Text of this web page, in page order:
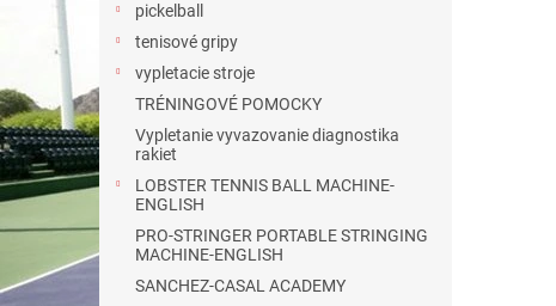
pickelball
tenisové gripy
vypletacie stroje
TRÉNINGOVÉ POMOCKY
Vypletanie vyvazovanie diagnostika
rakiet
LOBSTER TENNIS BALL MACHINE-
ENGLISH
PRO-STRINGER PORTABLE STRINGING
MACHINE-ENGLISH
SANCHEZ-CASAL ACADEMY